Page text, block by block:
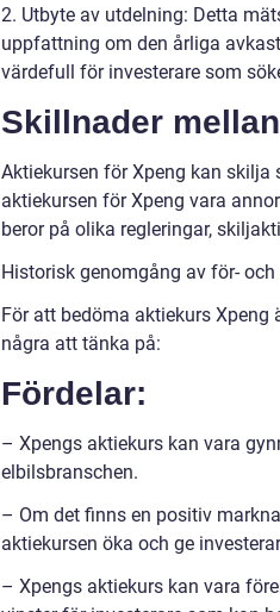
2. Utbyte av utdelning: Detta
uppfattning om den årliga
värdefull för investerare som
Skillnader
Aktiekursen för Xpeng kan skilja
aktiekursen för Xpeng vara
beror på olika regleringar,
Historisk genomgång av för-
För att bedöma aktiekurs
några att tänka på:
Fördelar:
– Xpengs aktiekurs kan vara
elbilsbranschen.
– Om det finns en positiv
aktiekursen öka och ge
– Xpengs aktiekurs kan vara